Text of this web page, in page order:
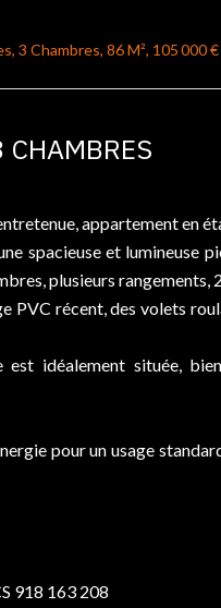
3 Chambres, 86 M², 105 000 €
CHAMBRES
appartement en
spacieuse et lumineuse
plusieurs rangements,
PVC récent, des volets
est idéalement située,
pour un usage
918 163 208